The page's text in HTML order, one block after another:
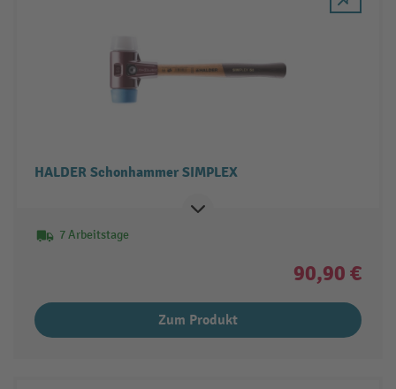
HALDER Schonhammer SIMPLEX
7 Arbeitstage
90,90 €
Zum Produkt